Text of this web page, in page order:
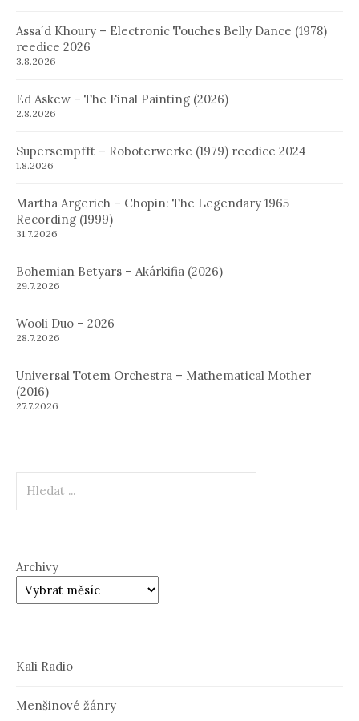
Assa´d Khoury – Electronic Touches Belly Dance (1978)
reedice 2026
3.8.2026
Ed Askew – The Final Painting (2026)
2.8.2026
Supersempfft – Roboterwerke (1979) reedice 2024
1.8.2026
Martha Argerich – Chopin: The Legendary 1965
Recording (1999)
31.7.2026
Bohemian Betyars – Akárkifia (2026)
29.7.2026
Wooli Duo – 2026
28.7.2026
Universal Totem Orchestra – Mathematical Mother
(2016)
27.7.2026
Archivy
Kali Radio
Menšinové žánry